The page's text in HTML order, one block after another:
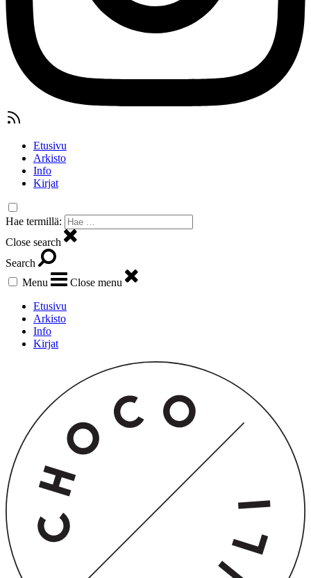
Etusivu
Arkisto
Info
Kirjat
Hae termillä:
Close search
Search
Menu
Close menu
Etusivu
Arkisto
Info
Kirjat